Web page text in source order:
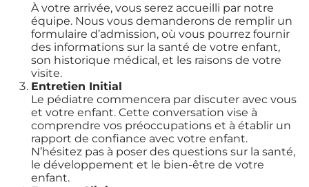
À votre arrivée, vous serez accueilli par notre
équipe. Nous vous demanderons de remplir un
formulaire d’admission, où vous pourrez fournir
des informations sur la santé de votre enfant,
son historique médical, et les raisons de votre
visite.
Entretien Initial
Le pédiatre commencera par discuter avec vous
et votre enfant. Cette conversation vise à
comprendre vos préoccupations et à établir un
rapport de confiance avec votre enfant.
N’hésitez pas à poser des questions sur la santé,
le développement et le bien-être de votre
enfant.